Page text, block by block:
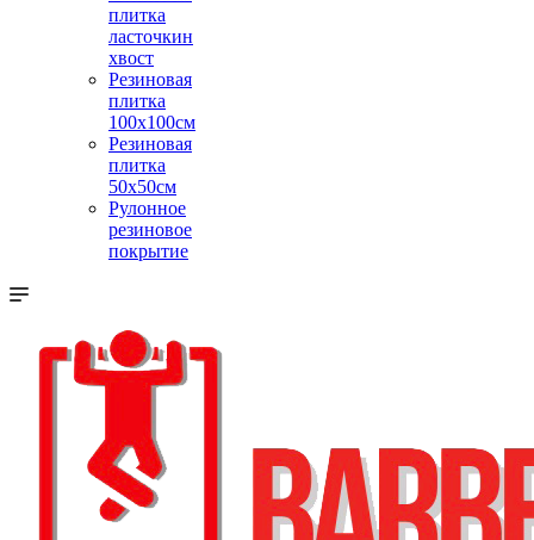
плитка
ласточкин
хвост
Резиновая
плитка
100х100см
Резиновая
плитка
50х50см
Рулонное
резиновое
покрытие